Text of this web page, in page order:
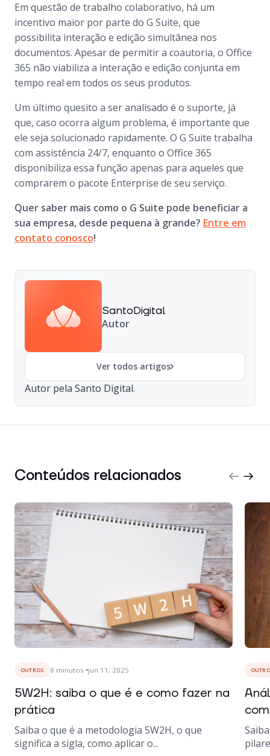
Em questão de trabalho colaborativo, há um
incentivo maior por parte do G Suite, que
possibilita interação e edição simultânea nos
documentos. Apesar de permitir a coautoria, o Office
365 não viabiliza a interação e edição conjunta em
tempo real em todos os seus produtos.
Um último quesito a ser analisado é o suporte, já
que, caso ocorra algum problema, é importante que
ele seja solucionado rapidamente. O G Suite trabalha
com assistência 24/7, enquanto o Office 365
disponibiliza essa função apenas para aqueles que
comprarem o pacote Enterprise de seu serviço.
Quer saber mais como o G Suite pode beneficiar a
sua empresa, desde pequena à grande? Entre em
contato conosco!
SantoDigital
Autor
Ver todos artigos
Autor pela Santo Digital.
Conteúdos relacionados
OUTROS 8 minutos jun 11, 2025
5W2H: saiba o que é e como fazer na
prática
Saiba o que é a metodologia 5W2H, o que
significa a sigla, como aplicar o...